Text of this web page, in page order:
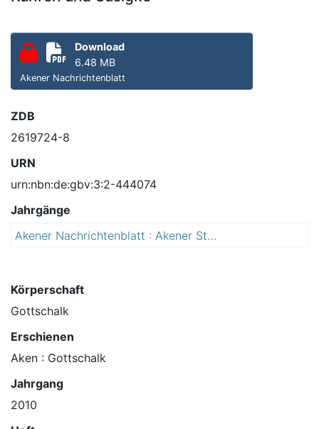
Download
6.48 MB
Akener Nachrichtenblatt
ZDB
2619724-8
URN
urn:nbn:de:gbv:3:2-444074
Jahrgänge
Akener Nachrichtenblatt : Akener Stadtanzeiger und Amtsblatt für die Stadt Aken (Elbe) einschließlich der Ortschaften Mennewitz, Kleinzerbst, Kühren und Susigke
Körperschaft
Gottschalk
Erschienen
Aken : Gottschalk
Jahrgang
2010